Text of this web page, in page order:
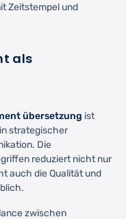
Zeitstempel und
als
übersetzung ist
strategischer
Die
reduziert nicht nur
auch die Qualität und
zwischen